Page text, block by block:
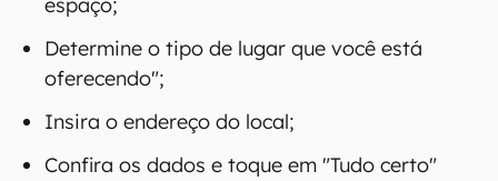
Determine o tipo de lugar que você está
oferecendo";
Insira o endereço do local;
Confira os dados e toque em "Tudo certo"